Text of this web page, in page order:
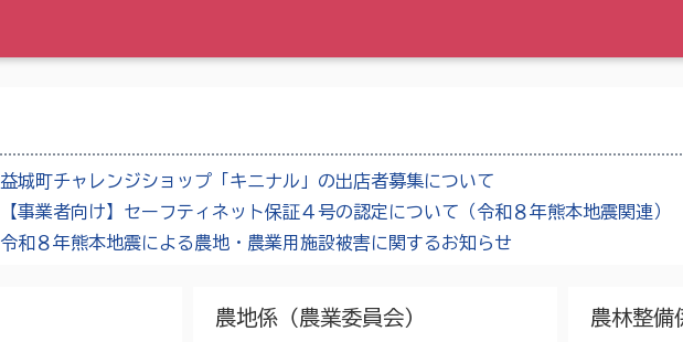
益城町チャレンジショップ「キニナル」の出店者募集について
【事業者向け】セーフティネット保証４号の認定について（令和８年熊本地震関連）
令和８年熊本地震による農地・農業用施設被害に関するお知らせ
農地係（農業委員会） 農林整備